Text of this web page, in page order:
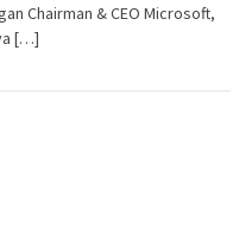
Chairman & CEO Microsoft,
[…]